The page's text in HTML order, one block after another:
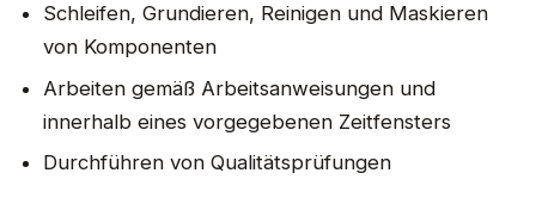
Schleifen, Grundieren, Reinigen und Maskieren
von Komponenten
Arbeiten gemäß Arbeitsanweisungen und
innerhalb eines vorgegebenen Zeitfensters
Durchführen von Qualitätsprüfungen